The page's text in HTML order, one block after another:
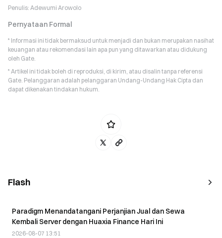
Penulis: Adewumi Arowolo
Pernyataan Formal
* Informasi ini tidak bermaksud untuk menjadi dan bukan merupakan nasihat
keuangan atau rekomendasi lain apa pun yang ditawarkan atau didukung
oleh Gate.
* Artikel ini tidak boleh di reproduksi, di kirim, atau disalin tanpa referensi
Gate. Pelanggaran adalah pelanggaran Undang-Undang Hak Cipta dan
dapat dikenakan tindakan hukum.
Flash
Paradigm Menandatangani Perjanjian Jual dan Sewa
Kembali Server dengan Huaxia Finance Hari Ini
2026-08-07 13:51